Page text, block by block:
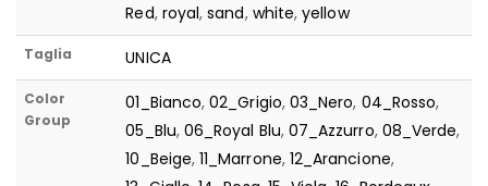
Red, royal,sand, white,yellow
Taglia UNICA
Color
Group
01_Bianco,02_Grigio, 03_Nero, 04_Rosso,
05_Blu, 06_Royal Blu, 07_Azzurro, 08_Verde,
10_Beige,11_Marrone, 12_Arancione,